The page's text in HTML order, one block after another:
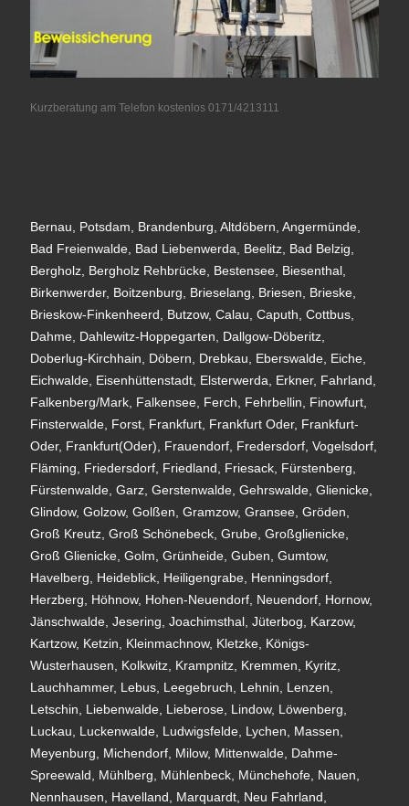
Kurzberatung am Telefon kostenlos 0171/4213111
Bernau, Potsdam, Brandenburg, Altdöbern, Angermünde,
Bad Freienwalde, Bad Liebenwerda, Beelitz, Bad Belzig,
Bergholz, Bergholz Rehbrücke, Bestensee, Biesenthal,
Birkenwerder, Boitzenburg, Brieselang, Briesen, Brieske,
Brieskow-Finkenheerd, Butzow, Calau, Caputh, Cottbus,
Dahme, Dahlewitz-Hoppegarten, Dallgow-Döberitz,
Doberlug-Kirchhain, Döbern, Drebkau, Eberswalde, Eiche,
Eichwalde, Eisenhüttenstadt, Elsterwerda, Erkner, Fahrland,
Falkenberg/Mark, Falkensee, Ferch, Fehrbellin, Finowfurt,
Finsterwalde, Forst, Frankfurt, Frankfurt Oder, Frankfurt-
Oder, Frankfurt(Oder), Frauendorf, Fredersdorf, Vogelsdorf,
Fläming, Friedersdorf, Friedland, Friesack, Fürstenberg,
Fürstenwalde, Garz, Gerstenwalde, Gehrswalde, Glienicke,
Glindow, Golzow, Golßen, Gramzow, Gransee, Gröden,
Groß Kreutz, Groß Schönebeck, Grube, Großglienicke,
Groß Glienicke, Golm, Grünheide, Guben, Gumtow,
Havelberg, Heideblick, Heiligengrabe, Henningsdorf,
Herzberg, Höhnow, Hohen-Neuendorf, Neuendorf, Hornow,
Jänschwalde, Jesering, Joachimsthal, Jüterbog, Karzow,
Kartzow, Ketzin, Kleinmachnow, Kletzke, Königs-
Wusterhausen, Kolkwitz, Krampnitz, Kremmen, Kyritz,
Lauchhammer, Lebus, Leegebruch, Lehnin, Lenzen,
Letschin, Liebenwalde, Lieberose, Lindow, Löwenberg,
Luckau, Luckenwalde, Ludwigsfelde, Lychen, Massen,
Meyenburg, Michendorf, Milow, Mittenwalde, Dahme-
Spreewald, Mühlberg, Mühlenbeck, Münchehofe, Nauen,
Nennhausen, Havelland, Marquardt, Neu Fahrland,